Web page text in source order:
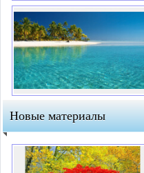
Новые материалы